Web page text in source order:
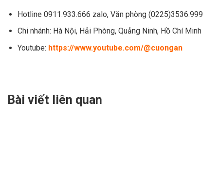
Hotline 0911.933.666 zalo, Văn phòng (0225)3536.999
Chi nhánh: Hà Nội, Hải Phòng, Quảng Ninh, Hồ Chí Minh
Youtube: https://www.youtube.com/@cuongan
Bài viết liên quan